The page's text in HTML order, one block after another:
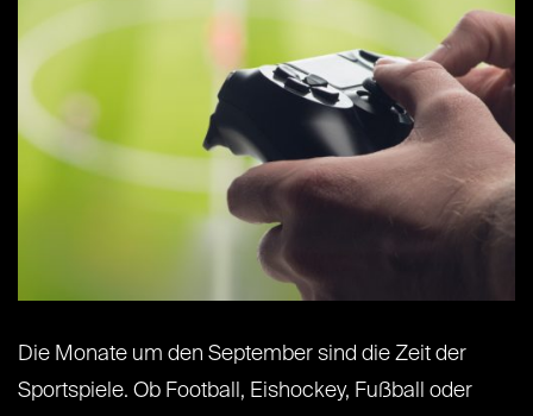
Die Monate um den September sind die Zeit der
Sportspiele. Ob Football, Eishockey, Fußball oder